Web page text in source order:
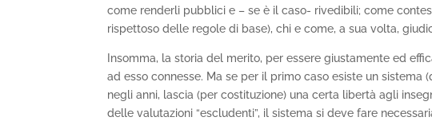
come renderli pubblici e – se è il caso- rivedibili; come
rispettoso delle regole di base), chi e come, a sua volta,
Insomma, la storia del merito, per essere giustamente ed
ad esso connesse. Ma se per il primo caso esiste un
negli anni, lascia (per costituzione) una certa libertà agli
delle valutazioni “escludenti”, il sistema si deve fare